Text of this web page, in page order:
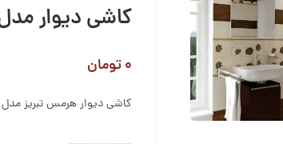
کاشی دیوار مدل ۵۰×۲۰ انیس قهوه
۰تومان
کاشی دیوار هرمس تبریز مدل 50×20 انیس قهوه ای